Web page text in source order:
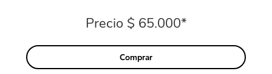
Precio
Precio $ 65.000*
Comprar